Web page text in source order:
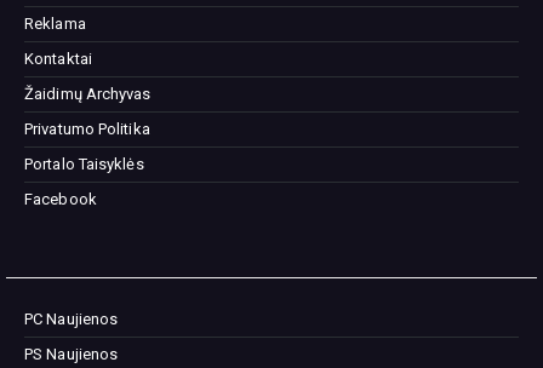
Reklama
Kontaktai
Žaidimų Archyvas
Privatumo Politika
Portalo Taisyklės
Facebook
PC Naujienos
PS Naujienos